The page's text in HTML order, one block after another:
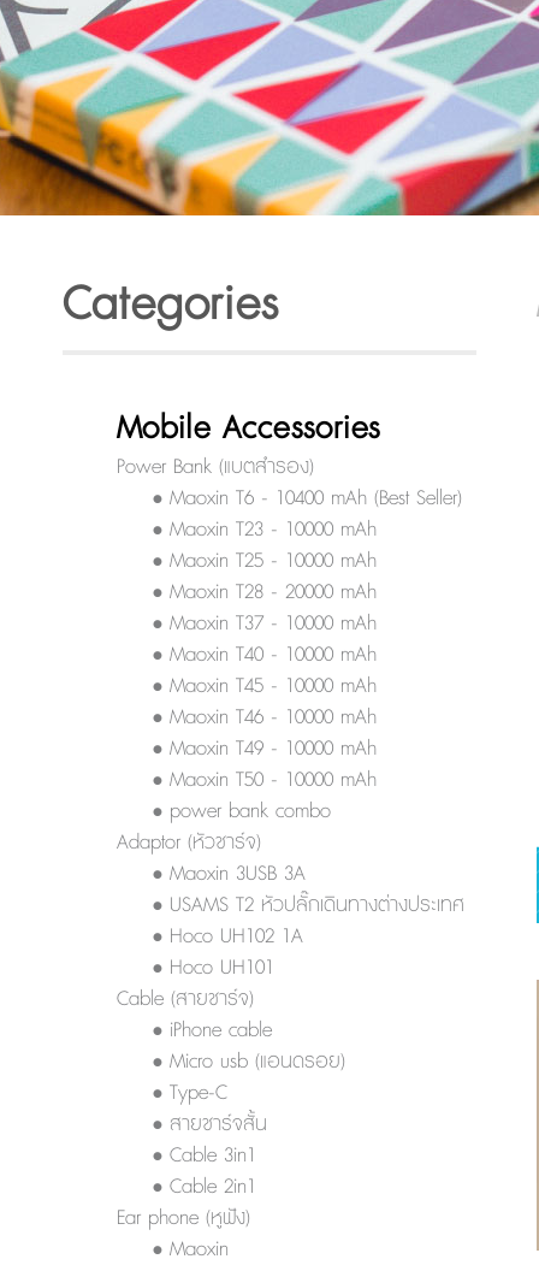
Categories
Mobile Accessories
Power Bank (แบตสำรอง)
• Maoxin T6 - 10400 mAh (Best Seller)
• Maoxin T23 - 10000 mAh
• Maoxin T25 - 10000 mAh
• Maoxin T28 - 20000 mAh
• Maoxin T37 - 10000 mAh
• Maoxin T40 - 10000 mAh
• Maoxin T45 - 10000 mAh
• Maoxin T46 - 10000 mAh
• Maoxin T49 - 10000 mAh
• Maoxin T50 - 10000 mAh
• power bank combo
Adaptor (หัวชาร์จ)
• Maoxin 3USB 3A
• USAMS T2 หัวปลั๊กเดินทางต่างประเทศ
• Hoco UH102 1A
• Hoco UH101
Cable (สายชาร์จ)
• iPhone cable
• Micro usb (แอนดรอย)
• Type-C
• สายชาร์จสั้น
• Cable 3in1
• Cable 2in1
Ear phone (หูฟัง)
• Maoxin